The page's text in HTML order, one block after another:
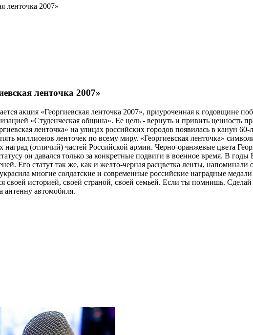
ленточка 2007»
ленточка 2007»
акция «Георгиевская ленточка 2007», приуроченная к годовщине
«Студенческая община». Ее цель - вернуть и привить
ленточка» на улицах российских городов появилась в канун
миллионов ленточек по всему миру. «Георгиевская ленточка»
(отличий) частей Российской армии. Черно-оранжевые цвета
он давался только за конкретные подвиги в военное время. В
Его статут так же, как и желто-черная расцветка ленты, напоминали
многие солдатские и современные российские наградные
своей историей, своей страной, своей семьей. Если ты помнишь.
антенну автомобиля.